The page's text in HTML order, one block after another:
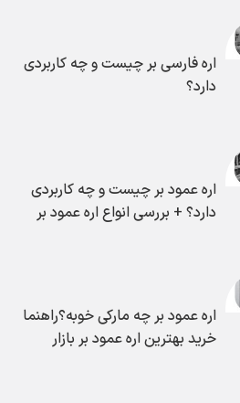
اره فارسی بر چیست و چه کاربردی
دارد؟
اره عمود بر چیست و چه کاربردی
دارد؟ + بررسی انواع اره عمود بر
اره عمود بر چه مارکی خوبه؟راهنما
خرید بهترین اره عمود بر بازار